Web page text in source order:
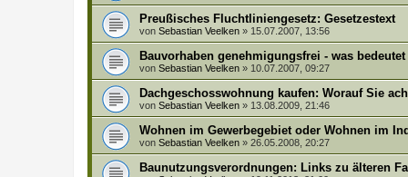
Preußisches Fluchtliniengesetz: Gesetzestext
von Sebastian Veelken » 15.07.2007, 13:56
Bauvorhaben genehmigungsfrei - was bedeutet
von Sebastian Veelken » 10.07.2007, 09:27
Dachgeschosswohnung kaufen: Worauf Sie
von Sebastian Veelken » 13.08.2009, 21:46
Wohnen im Gewerbegebiet oder Wohnen im
von Sebastian Veelken » 26.05.2008, 20:27
Baunutzungsverordnungen: Links zu älteren